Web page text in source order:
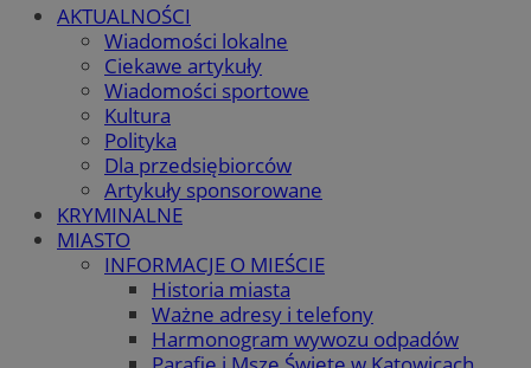
AKTUALNOŚCI
Wiadomości lokalne
Ciekawe artykuły
Wiadomości sportowe
Kultura
Polityka
Dla przedsiębiorców
Artykuły sponsorowane
KRYMINALNE
MIASTO
INFORMACJE O MIEŚCIE
Historia miasta
Ważne adresy i telefony
Harmonogram wywozu odpadów